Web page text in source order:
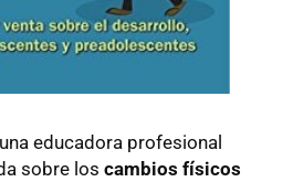
educadora profesional
sobre los cambios físicos